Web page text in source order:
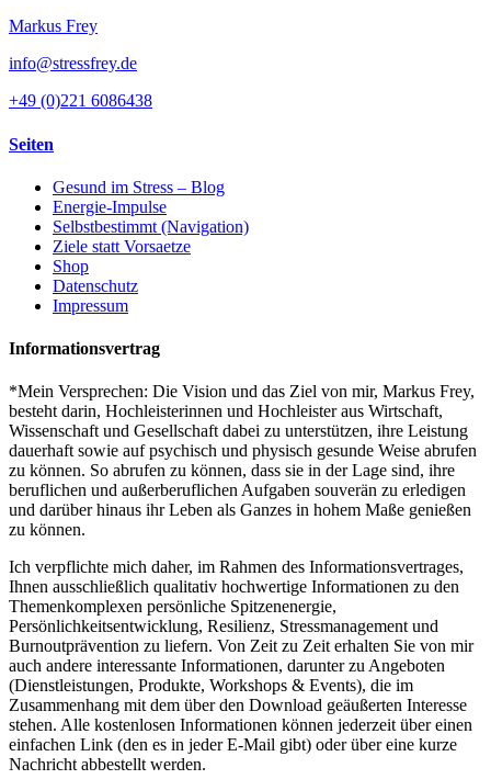
Markus Frey
info@stressfrey.de
+49 (0)221 6086438
Seiten
Gesund im Stress – Blog
Energie-Impulse
Selbstbestimmt (Navigation)
Ziele statt Vorsaetze
Shop
Datenschutz
Impressum
Informationsvertrag
*Mein Versprechen: Die Vision und das Ziel von mir, Markus Frey,
besteht darin, Hochleisterinnen und Hochleister aus Wirtschaft,
Wissenschaft und Gesellschaft dabei zu unterstützen, ihre Leistung
dauerhaft sowie auf psychisch und physisch gesunde Weise abrufen
zu können. So abrufen zu können, dass sie in der Lage sind, ihre
beruflichen und außerberuflichen Aufgaben souverän zu erledigen
und darüber hinaus ihr Leben als Ganzes in hohem Maße genießen
zu können.
Ich verpflichte mich daher, im Rahmen des Informationsvertrages,
Ihnen ausschließlich qualitativ hochwertige Informationen zu den
Themenkomplexen persönliche Spitzenenergie,
Persönlichkeitsentwicklung, Resilienz, Stressmanagement und
Burnoutprävention zu liefern. Von Zeit zu Zeit erhalten Sie von mir
auch andere interessante Informationen, darunter zu Angeboten
(Dienstleistungen, Produkte, Workshops & Events), die im
Zusammenhang mit dem über den Download geäußerten Interesse
stehen. Alle kostenlosen Informationen können jederzeit über einen
einfachen Link (den es in jeder E-Mail gibt) oder über eine kurze
Nachricht abbestellt werden.